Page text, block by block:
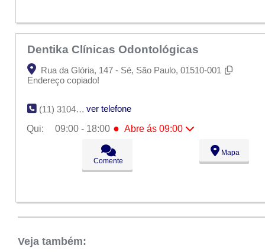
Dentika Clínicas Odontológicas
Rua da Glória, 147 - Sé, São Paulo, 01510-001
Endereço copiado!
(11) 3104-4335
ver telefone
Qui:
09:00 - 18:00 ● Abre ás 09:00
09:00 - 18:00
09:00 - 18:00
09:00 - 18:00
Comente
Mapa
Veja também: